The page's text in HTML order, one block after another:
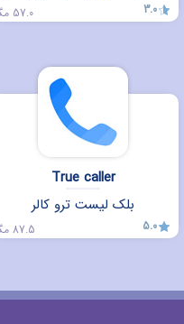
3.0 57.0 مگ
True caller
بلک لیست ترو کالر
5.0 87.5 مگ